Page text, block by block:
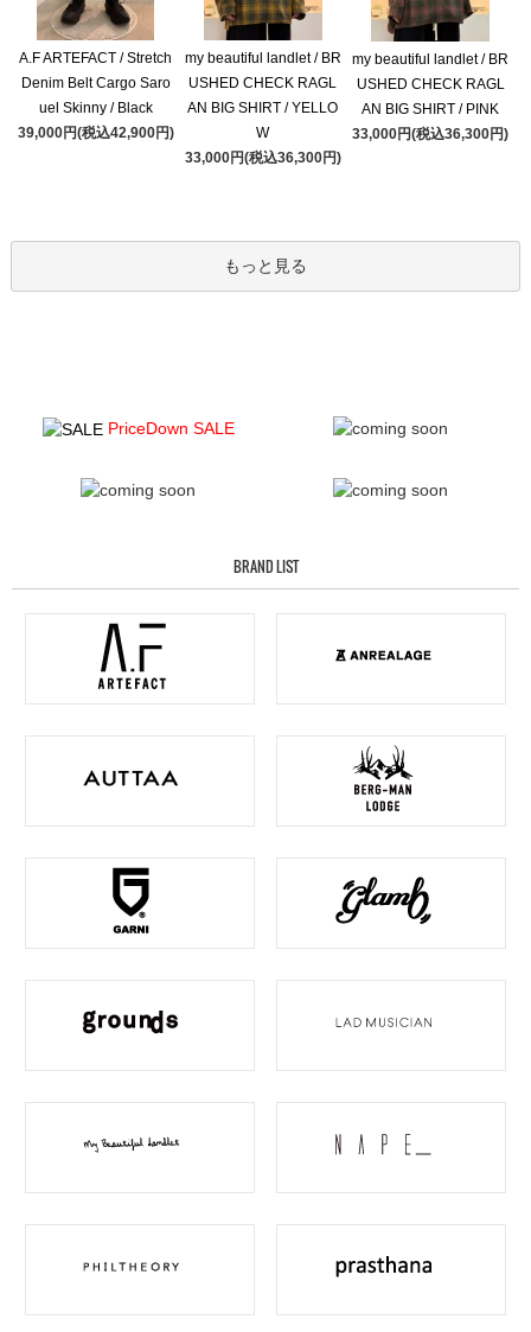
A.F ARTEFACT / Stretch
Denim Belt Cargo Saro
uel Skinny / Black
39,000円(税込42,900円)
my beautiful landlet / BR
USHED CHECK RAGL
AN BIG SHIRT / YELLO
W
33,000円(税込36,300円)
my beautiful landlet / BR
USHED CHECK RAGL
AN BIG SHIRT / PINK
33,000円(税込36,300円)
もっと見る
PriceDown SALE
BRAND LIST